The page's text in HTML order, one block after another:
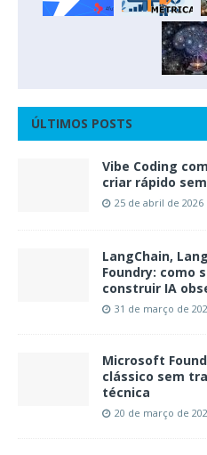
ÚLTIMOS POSTS
Vibe Coding
criar rápido
25 de abril de 2026
LangChain,
Foundry: como
construir IA
31 de março de
Microsoft
clássico sem
técnica
20 de março de